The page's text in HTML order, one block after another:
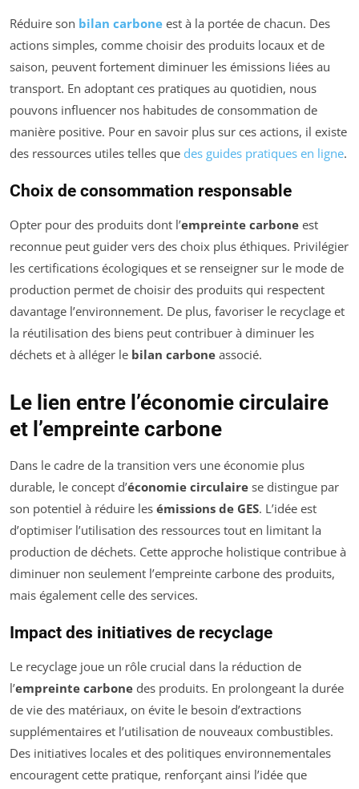
Réduire son bilan carbone est à la portée de chacun. Des
actions simples, comme choisir des produits locaux et de
saison, peuvent fortement diminuer les émissions liées au
transport. En adoptant ces pratiques au quotidien, nous
pouvons influencer nos habitudes de consommation de
manière positive. Pour en savoir plus sur ces actions, il existe
des ressources utiles telles que des guides pratiques en ligne.
Choix de consommation responsable
Opter pour des produits dont l’empreinte carbone est
reconnue peut guider vers des choix plus éthiques. Privilégier
les certifications écologiques et se renseigner sur le mode de
production permet de choisir des produits qui respectent
davantage l’environnement. De plus, favoriser le recyclage et
la réutilisation des biens peut contribuer à diminuer les
déchets et à alléger le bilan carbone associé.
Le lien entre l’économie circulaire
et l’empreinte carbone
Dans le cadre de la transition vers une économie plus
durable, le concept d’économie circulaire se distingue par
son potentiel à réduire les émissions de GES. L’idée est
d’optimiser l’utilisation des ressources tout en limitant la
production de déchets. Cette approche holistique contribue à
diminuer non seulement l’empreinte carbone des produits,
mais également celle des services.
Impact des initiatives de recyclage
Le recyclage joue un rôle crucial dans la réduction de
l’empreinte carbone des produits. En prolongeant la durée
de vie des matériaux, on évite le besoin d’extractions
supplémentaires et l’utilisation de nouveaux combustibles.
Des initiatives locales et des politiques environnementales
encouragent cette pratique, renforçant ainsi l’idée que